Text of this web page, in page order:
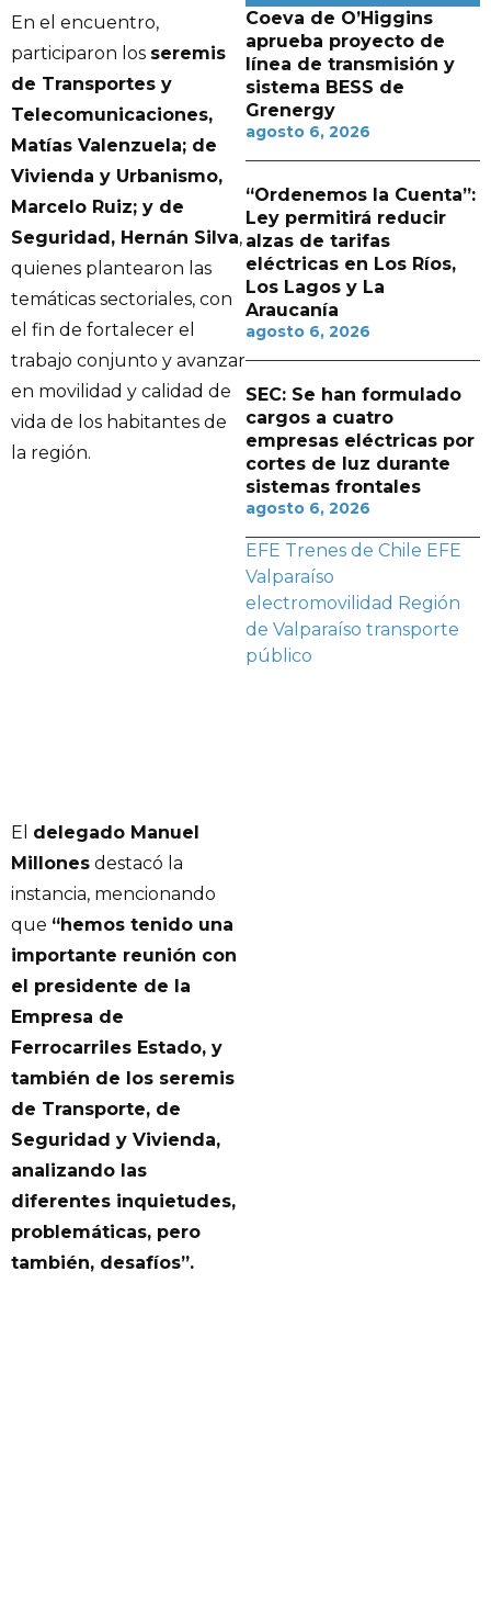
En el encuentro,
participaron los seremis
de Transportes y
Telecomunicaciones,
Matías Valenzuela; de
Vivienda y Urbanismo,
Marcelo Ruiz; y de
Seguridad, Hernán Silva,
quienes plantearon las
temáticas sectoriales, con
el fin de fortalecer el
trabajo conjunto y avanzar
en movilidad y calidad de
vida de los habitantes de
la región.
El delegado Manuel
Millones destacó la
instancia, mencionando
que “hemos tenido una
importante reunión con
el presidente de la
Empresa de
Ferrocarriles Estado, y
también de los seremis
de Transporte, de
Seguridad y Vivienda,
analizando las
diferentes inquietudes,
problemáticas, pero
también, desafíos”.
Coeva de O’Higgins
aprueba proyecto de
línea de transmisión y
sistema BESS de
Grenergy
agosto 6, 2026
“Ordenemos la Cuenta”:
Ley permitirá reducir
alzas de tarifas
eléctricas en Los Ríos,
Los Lagos y La
Araucanía
agosto 6, 2026
SEC: Se han formulado
cargos a cuatro
empresas eléctricas por
cortes de luz durante
sistemas frontales
agosto 6, 2026
EFE Trenes de Chile EFE
Valparaíso
electromovilidad Región
de Valparaíso transporte
público